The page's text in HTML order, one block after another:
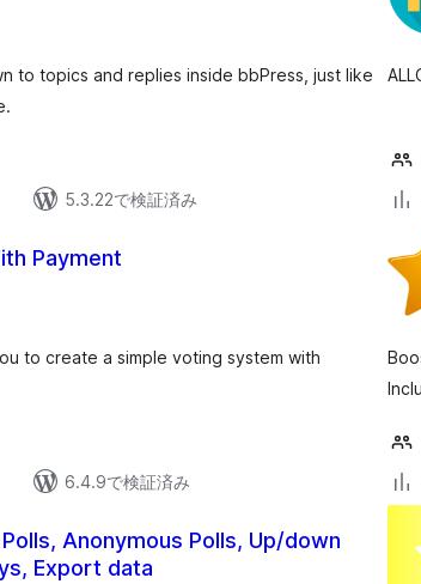
to topics and replies inside bbPress, just like
5.3.22で検証済み
Payment
to create a simple voting system with
6.4.9で検証済み
Anonymous Polls, Up/down
Export data